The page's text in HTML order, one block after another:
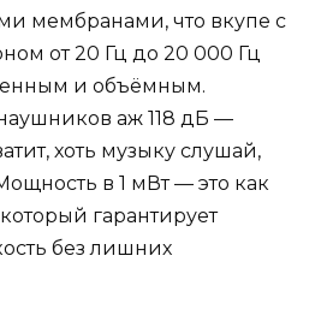
мембранами, что вкупе с
от 20 Гц до 20 000 Гц
и объёмным.
аж 118 дБ —
хоть музыку слушай,
в 1 мВт — это как
который гарантирует
без лишних